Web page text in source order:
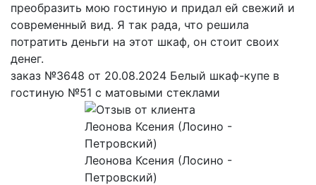
преобразить мою гостиную и придал ей свежий и
современный вид. Я так рада, что решила
потратить деньги на этот шкаф, он стоит своих
денег.
заказ №3648 от 20.08.2024 Белый шкаф-купе в
гостиную №51 с матовыми стеклами
Леонова Ксения (Лосино -
Петровский)